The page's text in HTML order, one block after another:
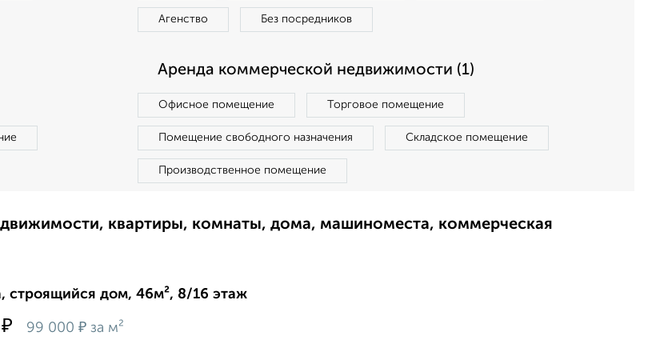
Агенство Без посредников
Аренда коммерческой недвижимости (1)
Офисное помещение Торговое помещение
Помещение свободного назначения Складское помещение
Производственное помещение
квартиры, комнаты, дома, машиноместа, коммерческая
строящийся дом, 46м², 8/16 этаж
₽ 99 000 ₽ за м²